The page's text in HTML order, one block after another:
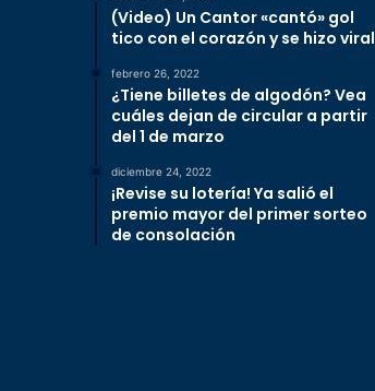
(Video) Un Cantor «cantó» gol
tico con el corazón y se hizo viral
febrero 26, 2022
¿Tiene billetes de algodón? Vea
cuáles dejan de circular a partir
del 1 de marzo
diciembre 24, 2022
¡Revise su lotería! Ya salió el
premio mayor del primer sorteo
de consolación